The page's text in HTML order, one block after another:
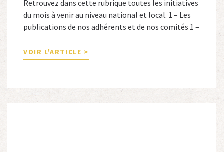
Retrouvez dans cette rubrique toutes les initiatives
du mois à venir au niveau national et local. 1 – Les
publications de nos adhérents et de nos comités 1 –
Cordeboeuf, Christophe Touron et Agnès Dioné,
Nouvelles Sources Éditions, 2026. Ils venaient
autres […]
VOIR L'ARTICLE >